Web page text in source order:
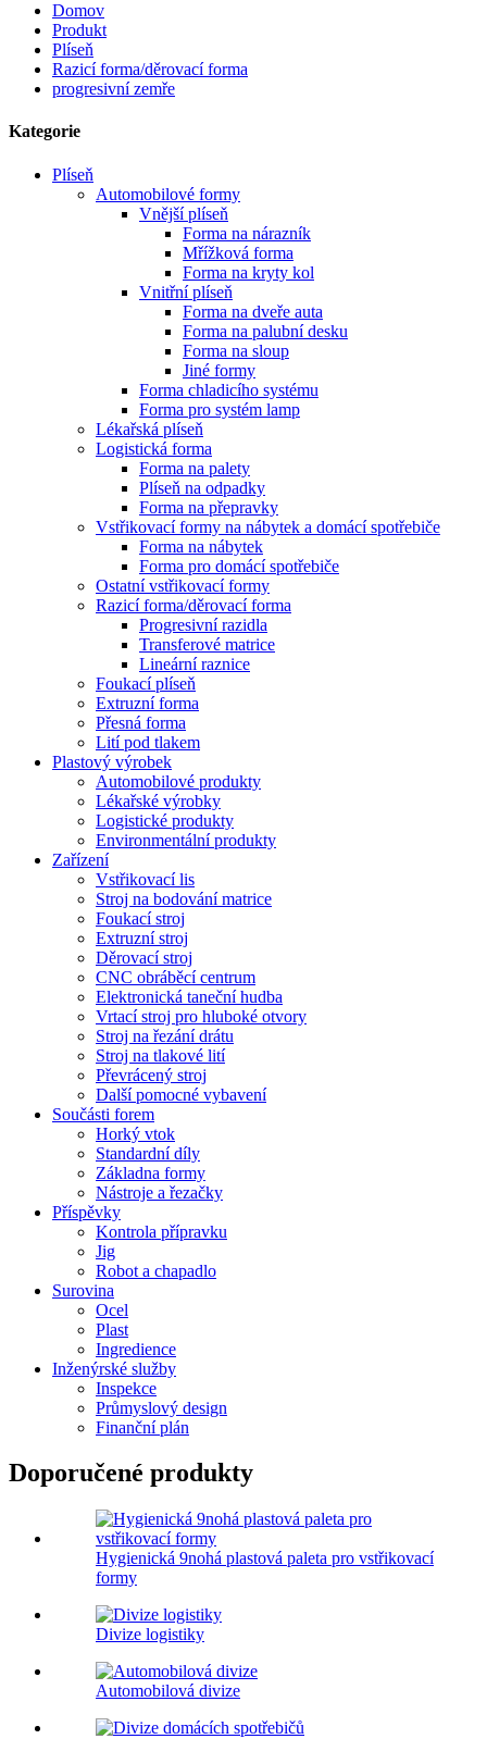
Domov
Produkt
Plíseň
Razicí forma/děrovací forma
progresivní zemře
Kategorie
Plíseň
Automobilové formy
Vnější plíseň
Forma na nárazník
Mřížková forma
Forma na kryty kol
Vnitřní plíseň
Forma na dveře auta
Forma na palubní desku
Forma na sloup
Jiné formy
Forma chladicího systému
Forma pro systém lamp
Lékařská plíseň
Logistická forma
Forma na palety
Plíseň na odpadky
Forma na přepravky
Vstřikovací formy na nábytek a domácí spotřebiče
Forma na nábytek
Forma pro domácí spotřebiče
Ostatní vstřikovací formy
Razicí forma/děrovací forma
Progresivní razidla
Transferové matrice
Lineární raznice
Foukací plíseň
Extruzní forma
Přesná forma
Lití pod tlakem
Plastový výrobek
Automobilové produkty
Lékařské výrobky
Logistické produkty
Environmentální produkty
Zařízení
Vstřikovací lis
Stroj na bodování matrice
Foukací stroj
Extruzní stroj
Děrovací stroj
CNC obráběcí centrum
Elektronická taneční hudba
Vrtací stroj pro hluboké otvory
Stroj na řezání drátu
Stroj na tlakové lití
Převrácený stroj
Další pomocné vybavení
Součásti forem
Horký vtok
Standardní díly
Základna formy
Nástroje a řezačky
Příspěvky
Kontrola přípravku
Jig
Robot a chapadlo
Surovina
Ocel
Plast
Ingredience
Inženýrské služby
Inspekce
Průmyslový design
Finanční plán
Doporučené produkty
Hygienická 9nohá plastová paleta pro vstřikovací
formy
Divize logistiky
Automobilová divize